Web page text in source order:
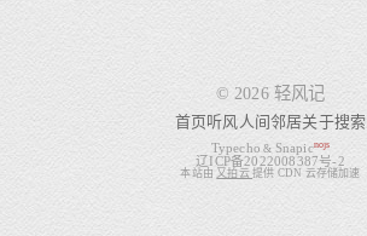
© 2026 轻风记
首页听风人间邻居关于搜索
Typecho & Snapicnojs
辽ICP备2022008387号-2
本站由 又拍云提供 CDN 云存储加速